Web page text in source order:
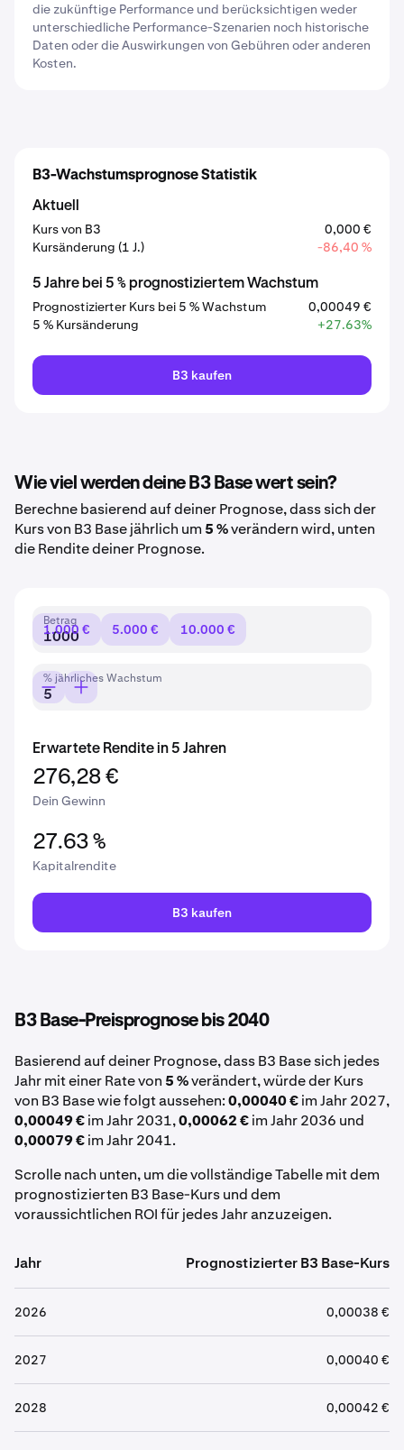
die zukünftige Performance und berücksichtigen weder
unterschiedliche Performance-Szenarien noch historische
Daten oder die Auswirkungen von Gebühren oder anderen
Kosten.
B3-Wachstumsprognose Statistik
Aktuell
Kurs von B3
0,000 €
Kursänderung (1 J.)
-86,40 %
5 Jahre bei 5 % prognostiziertem Wachstum
Prognostizierter Kurs bei 5 % Wachstum
0,00049 €
5 % Kursänderung
+27.63%
B3 kaufen
Wie viel werden deine B3 Base wert sein?
Berechne basierend auf deiner Prognose, dass sich der
Kurs von B3 Base jährlich um 5 %verändern wird, unten
die Rendite deiner Prognose.
Betrag
1.000 € 5.000 € 10.000 €
% jährliches Wachstum
Erwartete Rendite in 5 Jahren
276,28 €
Dein Gewinn
27.63 %
Kapitalrendite
B3 kaufen
B3 Base-Preisprognose bis 2040
Basierend auf deiner Prognose, dass B3 Base sich jedes
Jahr mit einer Rate von 5 %verändert, würde der Kurs
von B3 Base wie folgt aussehen:0,00040 €im Jahr 2027,
0,00049 €im Jahr 2031,0,00062 €im Jahr 2036 und
0,00079 €im Jahr 2041.
Scrolle nach unten, um die vollständige Tabelle mit dem
prognostizierten B3 Base-Kurs und dem
voraussichtlichen ROI für jedes Jahr anzuzeigen.
Jahr Prognostizierter B3 Base-Kurs
2026 0,00038 €
2027 0,00040 €
2028 0,00042 €